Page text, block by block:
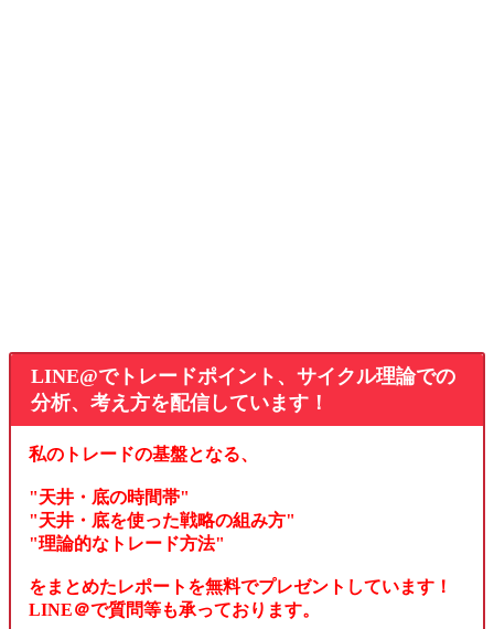
LINE@でトレードポイント、サイクル理論での
分析、考え方を配信しています！
私のトレードの基盤となる、
"天井・底の時間帯"
"天井・底を使った戦略の組み方"
"理論的なトレード方法"
をまとめたレポートを無料でプレゼントしています！
LINE＠で質問等も承っております。